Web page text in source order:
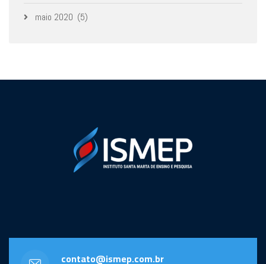
maio 2020 (5)
contato@ismep.com.br